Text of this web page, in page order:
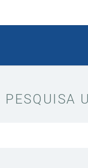
PESQUISA